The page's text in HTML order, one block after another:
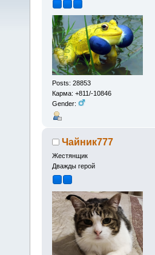
Posts: 28853
Карма: +811/-10846
Gender:
Чайник777
Жестянщик
Дважды герой